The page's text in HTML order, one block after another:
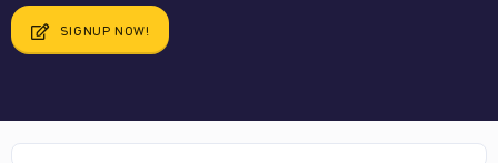
SIGNUP NOW!